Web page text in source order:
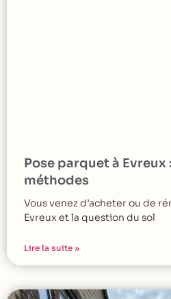
Pose parquet à
méthodes
Vous venez d’acheter ou de
Evreux et la question du sol
Lire la suite »